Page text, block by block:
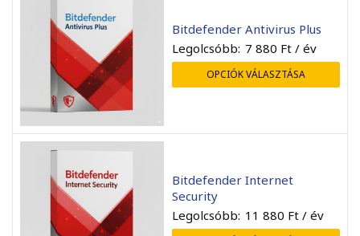
Bitdefender Antivirus Plus
Legolcsóbb: 7 880 Ft / év
OPCIÓK VÁLASZTÁSA
Bitdefender Internet
Security
Legolcsóbb: 11 880 Ft / év
ment minden, a
sikeres volt.
már használatba sikerült
venni.